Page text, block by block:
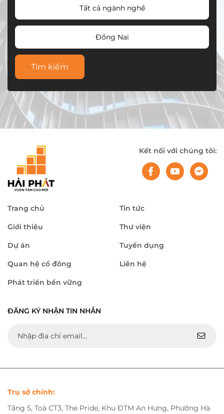
Tất cả ngành nghề
Đồng Nai
Tìm kiếm
Kết nối với chúng tôi:
Trang chủ
Giới thiệu
Dự án
Quan hệ cổ đông
Phát triển bền vững
Tin tức
Thư viện
Tuyển dụng
Liên hệ
ĐĂNG KÝ NHẬN TIN NHẮN
Trụ sở chính:
Tầng 5, Toà CT3, The Pride, Khu ĐTM An Hưng, Phường Hà